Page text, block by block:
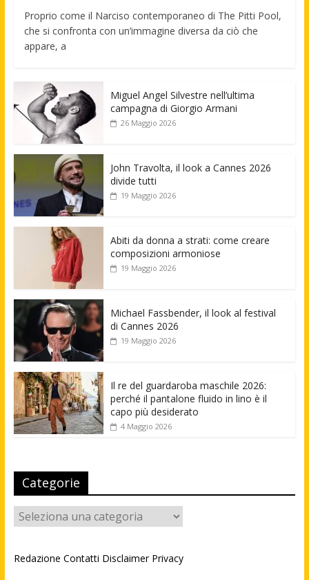
Proprio come il Narciso contemporaneo di The Pitti Pool,
che si confronta con un’immagine diversa da ciò che
appare, a
Miguel Angel Silvestre nell’ultima
campagna di Giorgio Armani
26 Maggio 2026
John Travolta, il look a Cannes 2026
divide tutti
19 Maggio 2026
Abiti da donna a strati: come creare
composizioni armoniose
19 Maggio 2026
Michael Fassbender, il look al festival
di Cannes 2026
19 Maggio 2026
Il re del guardaroba maschile 2026:
perché il pantalone fluido in lino è il
capo più desiderato
4 Maggio 2026
Categorie
Categorie
Redazione Contatti Disclaimer Privacy